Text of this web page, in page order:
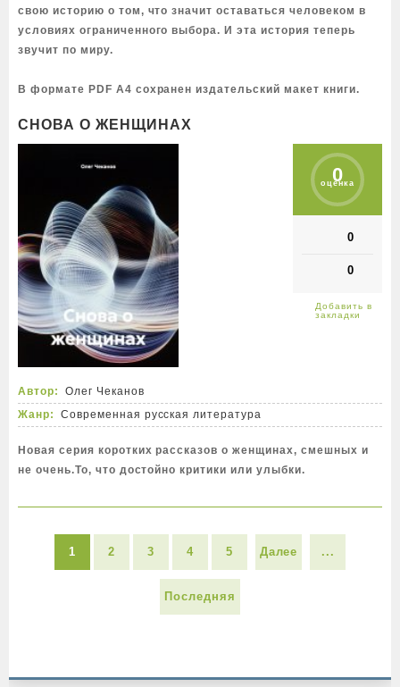
свою историю о том, что значит оставаться человеком в
условиях ограниченного выбора. И эта история теперь
звучит по миру.
В формате PDF A4 сохранен издательский макет книги.
СНОВА О ЖЕНЩИНАХ
0
оценка
0
0
Автор:
Олег Чеканов
Жанр:
Современная русская литература
Новая серия коротких рассказов о женщинах, смешных и
не очень.То, что достойно критики или улыбки.
1 2 3 4 5 Далее ...
Последняя